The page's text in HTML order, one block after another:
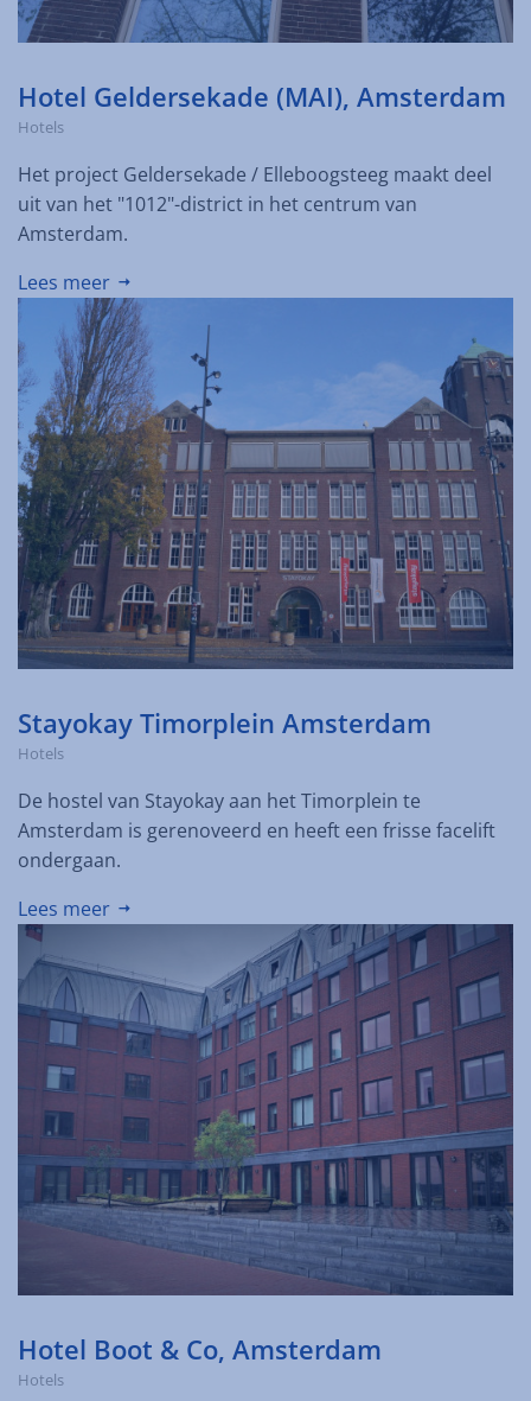
Hotel Geldersekade (MAI), Amsterdam
Hotels
Het project Geldersekade / Elleboogsteeg maakt deel
uit van het "1012"-district in het centrum van
Amsterdam.
Lees meer
Stayokay Timorplein Amsterdam
Hotels
De hostel van Stayokay aan het Timorplein te
Amsterdam is gerenoveerd en heeft een frisse facelift
ondergaan.
Lees meer
Hotel Boot & Co, Amsterdam
Hotels